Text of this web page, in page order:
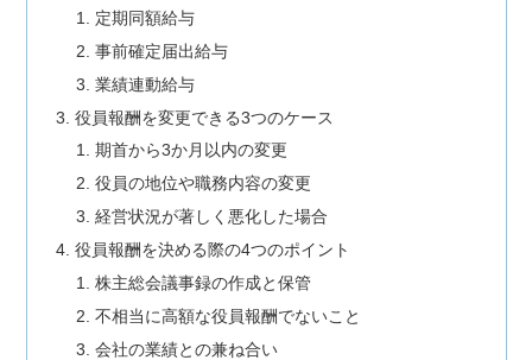
定期同額給与
事前確定届出給与
業績連動給与
役員報酬を変更できる3つのケース
期首から3か月以内の変更
役員の地位や職務内容の変更
経営状況が著しく悪化した場合
役員報酬を決める際の4つのポイント
株主総会議事録の作成と保管
不相当に高額な役員報酬でないこと
会社の業績との兼ね合い